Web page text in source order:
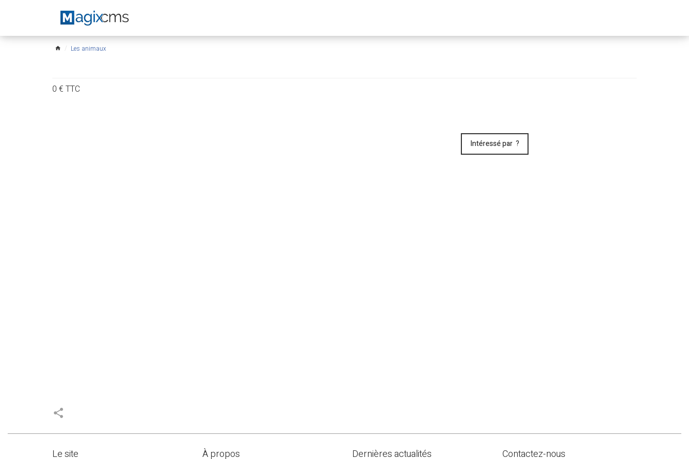
le
home Les animaux
0 € TTC
Intéressé par ?
share
Le site À propos Dernières actualités Contactez-nous